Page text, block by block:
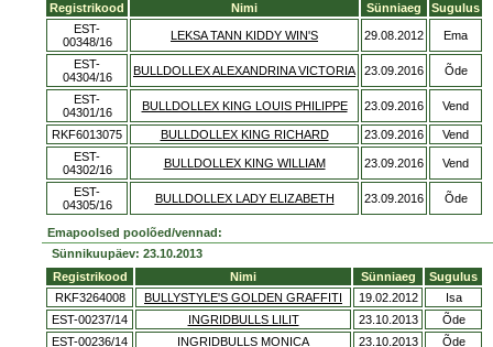
Registrikood
Nimi Sünniaeg
Sugulus
EST-
00348/16
LEKSA TANN KIDDY WIN'S 29.08.2012 Ema
EST-
04304/16
BULLDOLLEX ALEXANDRINA VICTORIA 23.09.2016 Õde
EST-
04301/16
BULLDOLLEX KING LOUIS PHILIPPE 23.09.2016 Vend
RKF6013075 BULLDOLLEX KING RICHARD 23.09.2016
Vend
EST-
04302/16
BULLDOLLEX KING WILLIAM 23.09.2016 Vend
EST-
04305/16
BULLDOLLEX LADY ELIZABETH 23.09.2016 Õde
Emapoolsed poolõed/vennad:
Sünnikuupäev: 23.10.2013
Registrikood
Nimi Sünniaeg
Sugulus
RKF3264008
BULLYSTYLE'S GOLDEN GRAFFITI 19.02.2012
Isa
EST-00237/14
INGRIDBULLS LILIT 23.10.2013
Õde
EST-00236/14
INGRIDBULLS MONICA 23.10.2013 Õde